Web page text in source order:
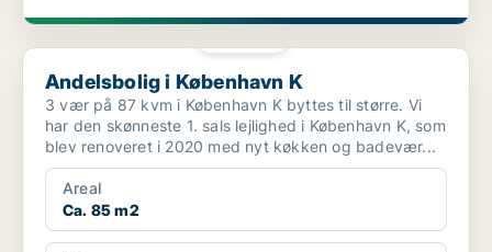
Andelsbolig i København K
Andelsbolig i København K
3 vær på 87 kvm i København K byttes til større. Vi
har den skønneste 1. sals lejlighed i København K, som
blev renoveret i 2020 med nyt køkken og badevær...
Areal
Ca. 85 m2